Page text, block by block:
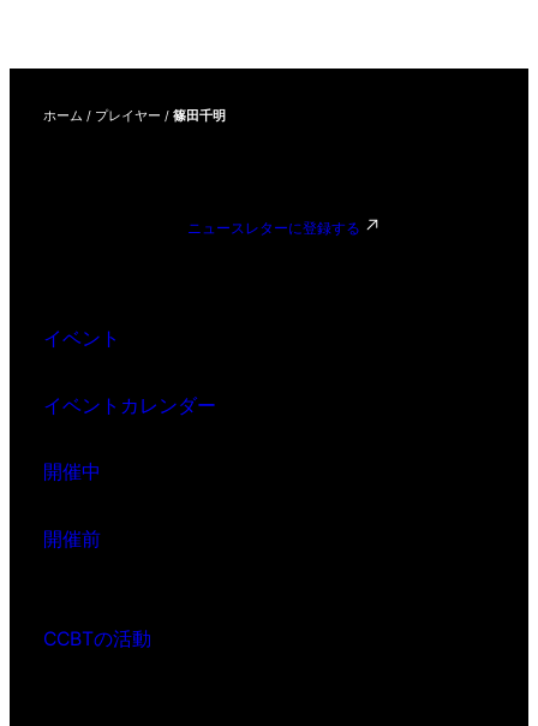
ホーム / プレイヤー / 篠田千明
ニュースレターに登録する
イベント
イベントカレンダー
開催中
開催前
CCBTの活動